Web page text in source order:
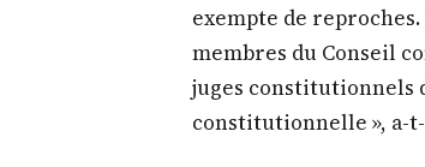
exempte de
membres du Conseil
juges constitutionnels
constitutionnelle », a-